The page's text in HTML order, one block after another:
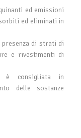
ed emissioni
ed eliminati in
presenza di strati di
e rivestimenti di
è consigliata in
delle sostanze